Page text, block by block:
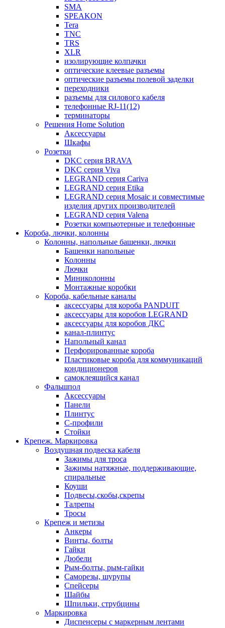
SMA
SPEAKON
Tera
TNC
TRS
XLR
изолирующие колпачки
оптические клеевые разъемы
оптические разъемы полевой заделки
переходники
разъемы для силового кабеля
телефонные RJ-11(12)
терминаторы
Решения Home Solution
Аксессуары
Шкафы
Розетки
DKC серия BRAVA
DKC серия Viva
LEGRAND серия Cariva
LEGRAND серия Etika
LEGRAND серия Mosaic и совместимые
изделия других производителей
LEGRAND серия Valena
Розетки компьютерные и телефонные
Короба, лючки, колонны
Колонны, напольные башенки, лючки
Башенки напольные
Колонны
Лючки
Миниколонны
Монтажные коробки
Короба, кабельные каналы
аксессуары для короба PANDUIT
аксессуары для коробов LEGRAND
аксессуары для коробов ДКС
канал-плинтус
Напольный канал
Перфорированные короба
Пластиковые короба для коммуникаций
кондиционеров
самоклеящийся канал
Фальшпол
Аксессуары
Панели
Плинтус
С-профили
Стойки
Крепеж. Маркировка
Воздушная подвеска кабеля
Зажимы для троса
Зажимы натяжные, поддерживающие,
спиральные
Коуши
Подвесы,скобы,скрепы
Талрепы
Тросы
Крепеж и метизы
Анкеры
Винты, болты
Гайки
Дюбели
Рым-болты, рым-гайки
Саморезы, шурупы
Спейсеры
Шайбы
Шпильки, струбцины
Маркировка
Диспенсеры с маркерным лентами